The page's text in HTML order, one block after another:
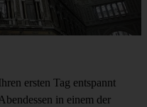
ersten Tag entspannt
in einem der